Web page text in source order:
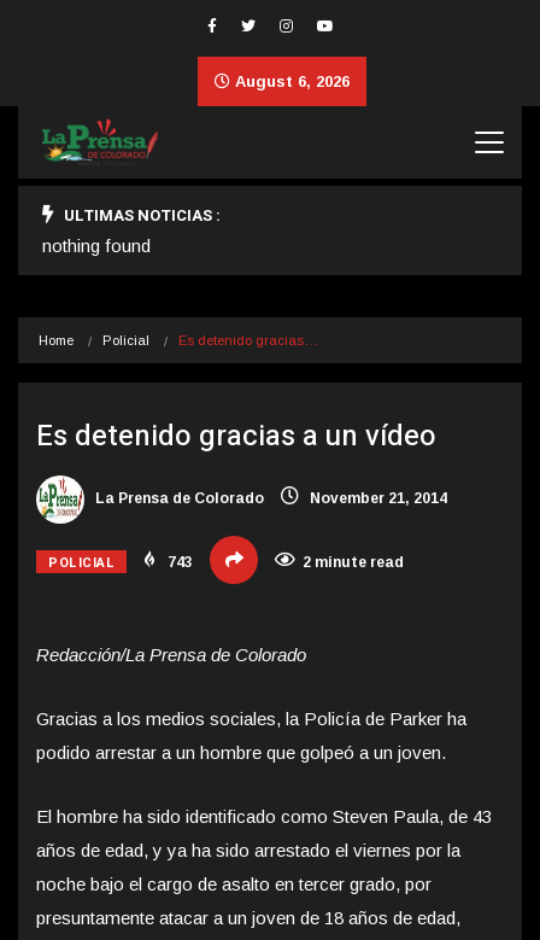
August 6, 2026
ULTIMAS NOTICIAS :
nothing found
Home Policial Es detenido gracias…
Es detenido gracias a un vídeo
La Prensa de Colorado November 21, 2014
POLICIAL 743 2 minute read
Redacción/La Prensa de Colorado
Gracias a los medios sociales, la Policía de Parker ha
podido arrestar a un hombre que golpeó a un joven.
El hombre ha sido identificado como Steven Paula, de 43
años de edad, y ya ha sido arrestado el viernes por la
noche bajo el cargo de asalto en tercer grado, por
presuntamente atacar a un joven de 18 años de edad,